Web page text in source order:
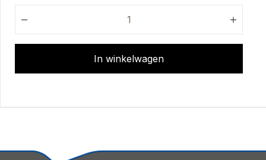
In winkelwagen